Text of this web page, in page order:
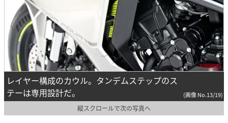
レイヤー構成のカウル。タンデムステップのス
テーは専用設計だ。
(画像 No.13/19)
縦スクロールで次の写真へ